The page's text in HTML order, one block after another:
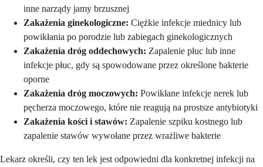
inne narządy jamy brzusznej
Zakażenia ginekologiczne: Ciężkie infekcje miednicy lub
powikłania po porodzie lub zabiegach ginekologicznych
Zakażenia dróg oddechowych: Zapalenie płuc lub inne
infekcje płuc, gdy są spowodowane przez określone bakterie
oporne
Zakażenia dróg moczowych: Powikłane infekcje nerek lub
pęcherza moczowego, które nie reagują na prostsze antybiotyki
Zakażenia kości i stawów: Zapalenie szpiku kostnego lub
zapalenie stawów wywołane przez wrażliwe bakterie
Lekarz określi, czy ten lek jest odpowiedni dla konkretnej infekcji na